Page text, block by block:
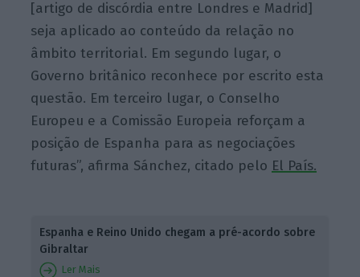
[artigo de discórdia entre Londres e Madrid]
seja aplicado ao conteúdo da relação no
âmbito territorial. Em segundo lugar, o
Governo britânico reconhece por escrito esta
questão. Em terceiro lugar, o Conselho
Europeu e a Comissão Europeia reforçam a
posição de Espanha para as negociações
futuras”, afirma Sánchez, citado pelo El País.
Espanha e Reino Unido chegam a pré-acordo sobre
Gibraltar
Ler Mais